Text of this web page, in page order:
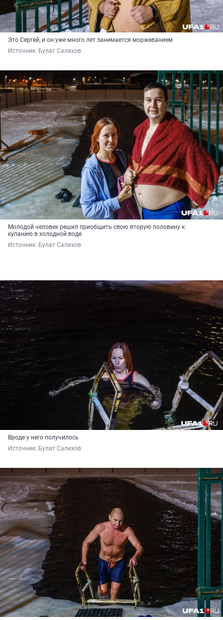
Это Сергей, и он уже много лет занимается моржеванием
Источник: Булат Салихов
Молодой человек решил приобщить свою вторую половину к
купанию в холодной воде
Источник: Булат Салихов
Вроде у него получилось
Источник: Булат Салихов